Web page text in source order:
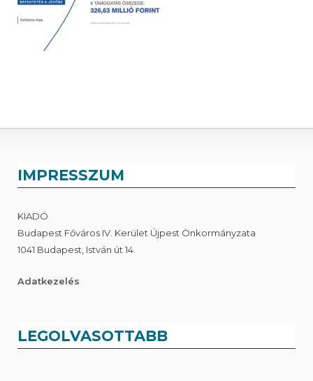
IMPRESSZUM
KIADÓ
Budapest Főváros IV. Kerület Újpest Önkormányzata
1041 Budapest, István út 14.
Adatkezelés
LEGOLVASOTTABB